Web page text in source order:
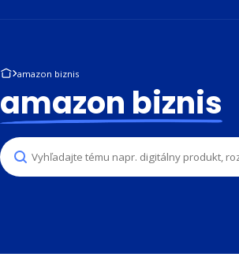
amazon biznis
amazon biznis
Search
Search content